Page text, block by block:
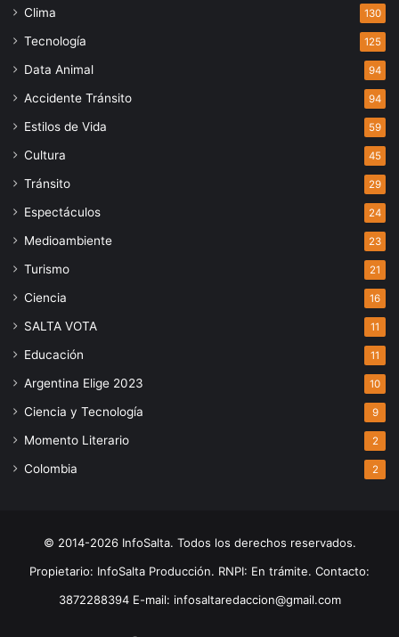
Clima 130
Tecnología 125
Data Animal 94
Accidente Tránsito 94
Estilos de Vida 59
Cultura 45
Tránsito 29
Espectáculos 24
Medioambiente 23
Turismo 21
Ciencia 16
SALTA VOTA 11
Educación 11
Argentina Elige 2023 10
Ciencia y Tecnología 9
Momento Literario 2
Colombia 2
© 2014-2026 InfoSalta. Todos los derechos reservados.
Propietario: InfoSalta Producción. RNPI: En trámite. Contacto:
3872288394 E-mail: infosaltaredaccion@gmail.com